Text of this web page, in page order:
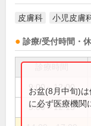
皮膚科 小児皮膚
診療/受付時間・
9:00～12:00
9:00～12:15
お盆(8月中旬)
に必ず医療機関